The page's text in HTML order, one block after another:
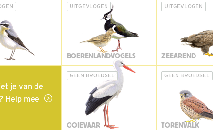
UITGEVLOGEN
BOERENLANDVOGELS
UITGEVLOGEN
ZEEAREND
je van de
Help mee
GEEN BROEDSEL
OOIEVAAR
GEEN BROEDSEL
TORENVALK